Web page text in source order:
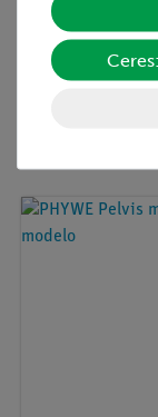
Nº de artículoMOD-
Modelo de